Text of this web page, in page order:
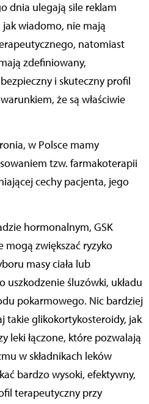
dnia ulegają sile reklam
wiadomo, nie mają
natomiast
zdefiniowany,
i skuteczny profil
że są właściwie
w Polsce mamy
tzw. farmakoterapii
cechy pacjenta, jego
hormonalnym, GSK
mogą zwiększać ryzyko
masy ciała lub
uszkodzenie śluzówki, układu
pokarmowego. Nic bardziej
takie glikokortykosteroidy, jak
leki łączone, które pozwalają
w składnikach leków
bardzo wysoki, efektywny,
terapeutyczny przy